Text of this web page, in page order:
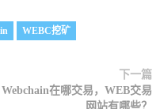
WEBC挖矿
下一篇
Webchain在哪交易，WEB交易
网站有哪些？